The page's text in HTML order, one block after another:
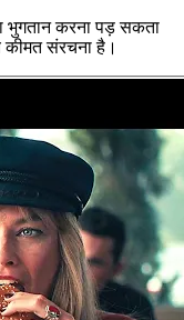
भुगतान करना पड़ सकता
कीमत संरचना है।